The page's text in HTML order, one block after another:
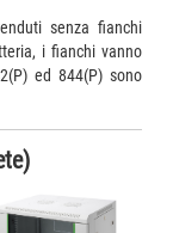
senza fianchi
i fianchi vanno
ed 844(P) sono